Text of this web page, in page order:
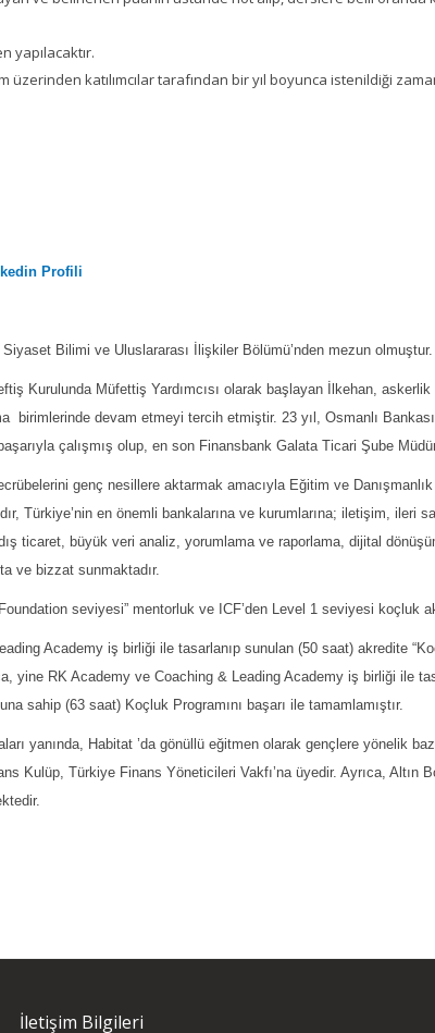
yapılacaktır.
katılımcılar tarafından bir yıl boyunca istenildiği
Profili
Bilimi ve Uluslararası İlişkiler Bölümü’nden mezun olmuştur.
Kurulunda Müfettiş Yardımcısı olarak başlayan İlkehan,
birimlerinde devam etmeyi tercih etmiştir. 23 yıl, Osmanlı
çalışmış olup, en son Finansbank Galata Ticari Şube
genç nesillere aktarmak amacıyla Eğitim ve
Türkiye’nin en önemli bankalarına ve kurumlarına; iletişim, ileri
ticaret, büyük veri analiz, yorumlama ve raporlama, dijital
ve bizzat sunmaktadır.
Foundation seviyesi” mentorluk ve ICF’den Level 1 seviyesi koçluk
Academy iş birliği ile tasarlanıp sunulan (50 saat) akredite
yine RK Academy ve Coaching & Leading Academy iş birliği ile
sahip (63 saat) Koçluk Programını başarı ile tamamlamıştır.
yanında, Habitat ’da gönüllü eğitmen olarak gençlere yönelik
Kulüp, Türkiye Finans Yöneticileri Vakfı’na üyedir. Ayrıca, Altın
İletişim Bilgileri